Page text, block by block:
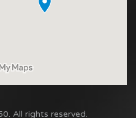
All rights reserved.